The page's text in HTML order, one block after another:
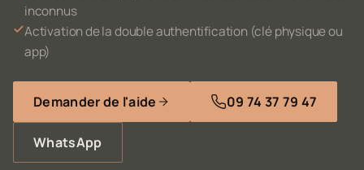
inconnus
Activation de la double authentification (clé physique ou
app)
Demander de l'aide 09 74 37 79 47
WhatsApp